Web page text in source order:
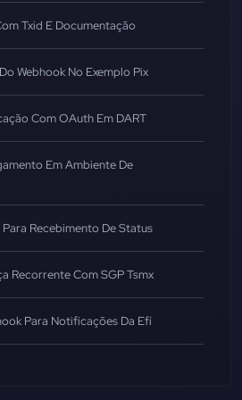
Txid E Documentação
Webhook No Exemplo Pix
Com OAuth Em DART
Em Ambiente De
Recebimento De Status
Recorrente Com SGP Tsmx
Para Notificações Da Efí